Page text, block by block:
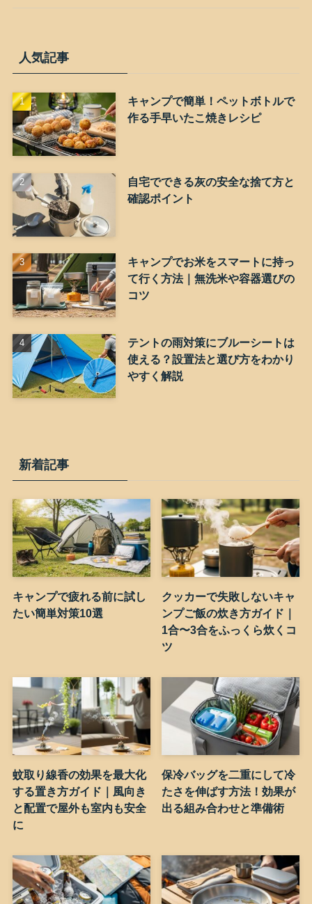
人気記事
キャンプで簡単！ペットボトルで
作る手早いたこ焼きレシピ
自宅でできる灰の安全な捨て方と
確認ポイント
キャンプでお米をスマートに持っ
て行く方法｜無洗米や容器選びの
コツ
テントの雨対策にブルーシートは
使える？設置法と選び方をわかり
やすく解説
新着記事
キャンプで疲れる前に試し
たい簡単対策10選
クッカーで失敗しないキャ
ンプご飯の炊き方ガイド｜
1合〜3合をふっくら炊くコ
ツ
蚊取り線香の効果を最大化
する置き方ガイド｜風向き
と配置で屋外も室内も安全
に
保冷バッグを二重にして冷
たさを伸ばす方法！効果が
出る組み合わせと準備術